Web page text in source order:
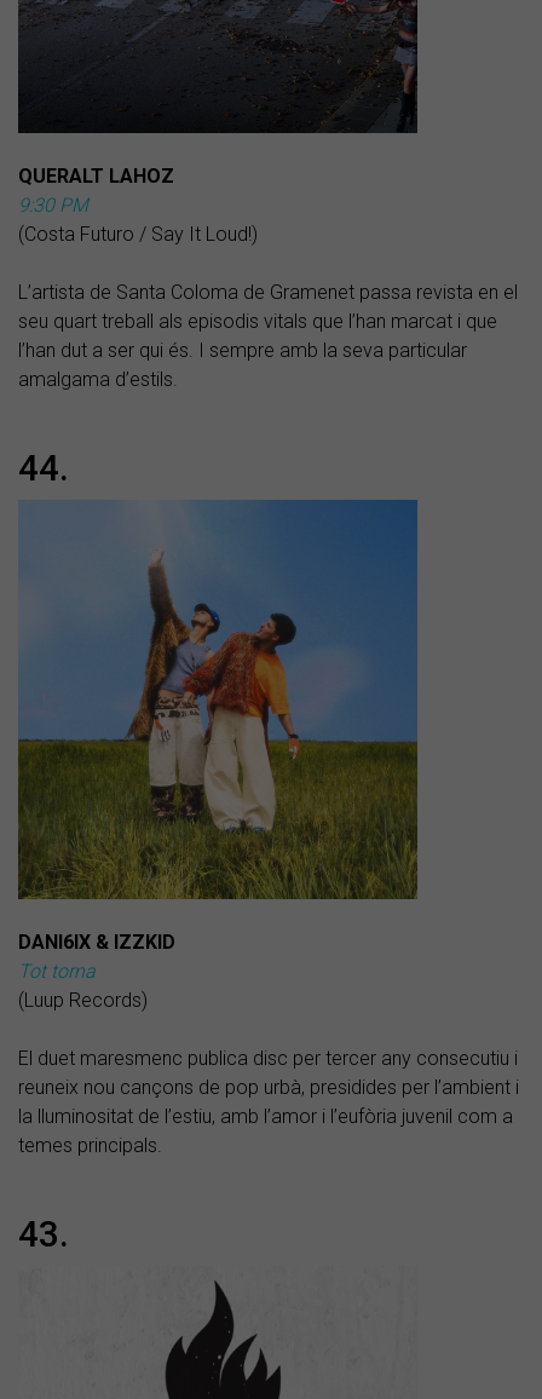
QUERALT LAHOZ
9:30 PM
(Costa Futuro / Say It Loud!)
L’artista de Santa Coloma de Gramenet passa revista en el
seu quart treball als episodis vitals que l’han marcat i que
l’han dut a ser qui és. I sempre amb la seva particular
amalgama d’estils.
44.
DANI6IX & IZZKID
Tot torna
(Luup Records)
El duet maresmenc publica disc per tercer any consecutiu i
reuneix nou cançons de pop urbà, presidides per l’ambient i
la lluminositat de l’estiu, amb l’amor i l’eufòria juvenil com a
temes principals.
43.